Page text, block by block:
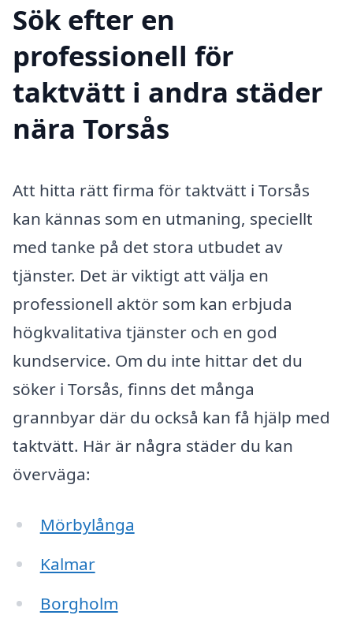
Sök efter en
professionell för
taktvätt i andra städer
nära Torsås
Att hitta rätt firma för taktvätt i Torsås
kan kännas som en utmaning, speciellt
med tanke på det stora utbudet av
tjänster. Det är viktigt att välja en
professionell aktör som kan erbjuda
högkvalitativa tjänster och en god
kundservice. Om du inte hittar det du
söker i Torsås, finns det många
grannbyar där du också kan få hjälp med
taktvätt. Här är några städer du kan
överväga:
Mörbylånga
Kalmar
Borgholm